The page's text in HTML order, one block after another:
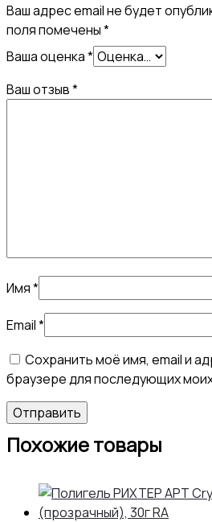
Ваш адрес email не будет
поля помечены*
Ваша оценка*
Ваш отзыв*
Имя*
Email*
Сохранить моё имя, email и
браузере для последующих
Похожие товары